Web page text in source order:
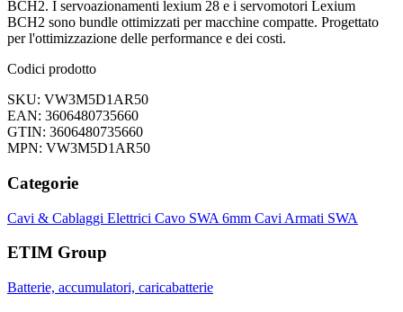
BCH2. I servoazionamenti lexium 28 e i servomotori Lexium
BCH2 sono bundle ottimizzati per macchine compatte. Progettato
per l'ottimizzazione delle performance e dei costi.
Codici prodotto
SKU: VW3M5D1AR50
EAN: 3606480735660
GTIN: 3606480735660
MPN: VW3M5D1AR50
Categorie
Cavi & Cablaggi Elettrici Cavo SWA 6mm Cavi Armati SWA
ETIM Group
Batterie, accumulatori, caricabatterie